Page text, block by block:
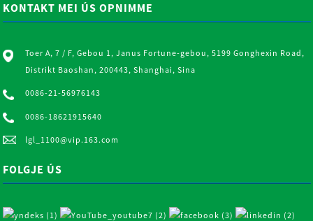
KONTAKT MEI ÚS OPNIMME
Toer A, 7 / F, Gebou 1, Janus Fortune-gebou, 5199 Gonghexin Road,
Distrikt Baoshan, 200443, Shanghai, Sina
0086-21-56976143
0086-18621915640
lgl_1100@vip.163.com
FOLGJE ÚS